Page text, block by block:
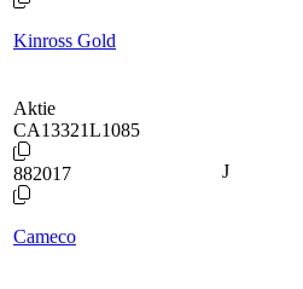
Kinross Gold
Aktie
CA13321L1085
882017
Cameco
J